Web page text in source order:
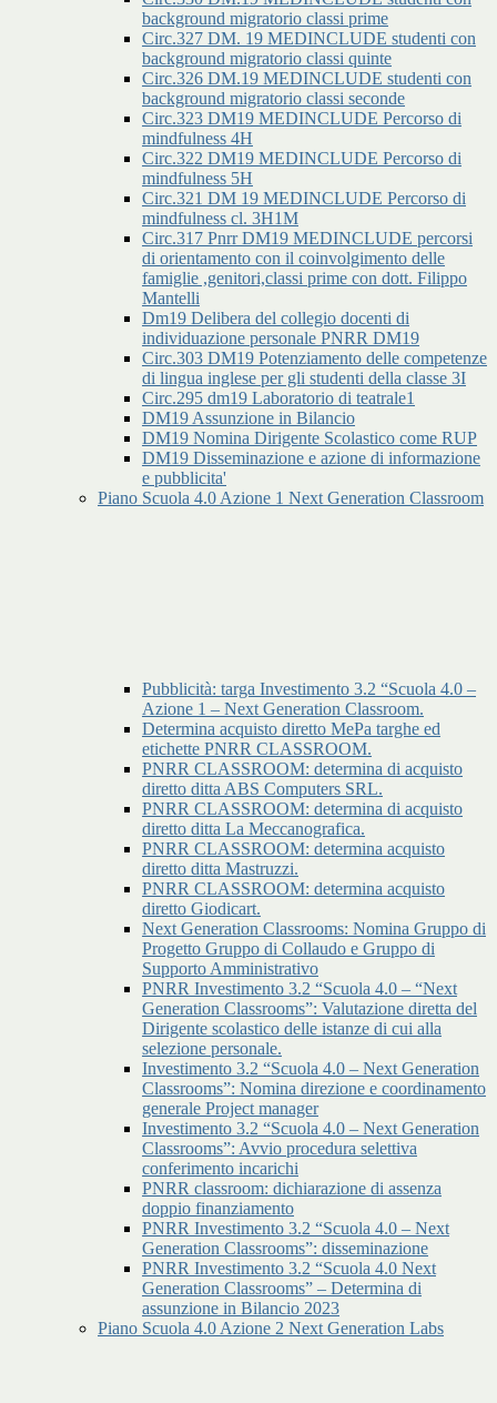
background migratorio classi prime
Circ.327 DM. 19 MEDINCLUDE studenti con
background migratorio classi quinte
Circ.326 DM.19 MEDINCLUDE studenti con
background migratorio classi seconde
Circ.323 DM19 MEDINCLUDE Percorso di
mindfulness 4H
Circ.322 DM19 MEDINCLUDE Percorso di
mindfulness 5H
Circ.321 DM 19 MEDINCLUDE Percorso di
mindfulness cl. 3H1M
Circ.317 Pnrr DM19 MEDINCLUDE percorsi
di orientamento con il coinvolgimento delle
famiglie ,genitori,classi prime con dott. Filippo
Mantelli
Dm19 Delibera del collegio docenti di
individuazione personale PNRR DM19
Circ.303 DM19 Potenziamento delle competenze
di lingua inglese per gli studenti della classe 3I
Circ.295 dm19 Laboratorio di teatrale1
DM19 Assunzione in Bilancio
DM19 Nomina Dirigente Scolastico come RUP
DM19 Disseminazione e azione di informazione
e pubblicita'
Piano Scuola 4.0 Azione 1 Next Generation Classroom
Pubblicità: targa Investimento 3.2 “Scuola 4.0 –
Azione 1 – Next Generation Classroom.
Determina acquisto diretto MePa targhe ed
etichette PNRR CLASSROOM.
PNRR CLASSROOM: determina di acquisto
diretto ditta ABS Computers SRL.
PNRR CLASSROOM: determina di acquisto
diretto ditta La Meccanografica.
PNRR CLASSROOM: determina acquisto
diretto ditta Mastruzzi.
PNRR CLASSROOM: determina acquisto
diretto Giodicart.
Next Generation Classrooms: Nomina Gruppo di
Progetto Gruppo di Collaudo e Gruppo di
Supporto Amministrativo
PNRR Investimento 3.2 “Scuola 4.0 – “Next
Generation Classrooms”: Valutazione diretta del
Dirigente scolastico delle istanze di cui alla
selezione personale.
Investimento 3.2 “Scuola 4.0 – Next Generation
Classrooms”: Nomina direzione e coordinamento
generale Project manager
Investimento 3.2 “Scuola 4.0 – Next Generation
Classrooms”: Avvio procedura selettiva
conferimento incarichi
PNRR classroom: dichiarazione di assenza
doppio finanziamento
PNRR Investimento 3.2 “Scuola 4.0 – Next
Generation Classrooms”: disseminazione
PNRR Investimento 3.2 “Scuola 4.0 Next
Generation Classrooms” – Determina di
assunzione in Bilancio 2023
Piano Scuola 4.0 Azione 2 Next Generation Labs